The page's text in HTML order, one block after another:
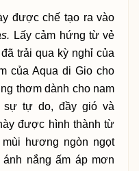
được chế tạo ra vào
Lấy cảm hứng từ vẻ
trải qua kỳ nghỉ của
của Aqua di Gio cho
thơm dành cho nam
tự do, đầy gió và
được hình thành từ
hương ngòn ngọt
nắng ấm áp mơn